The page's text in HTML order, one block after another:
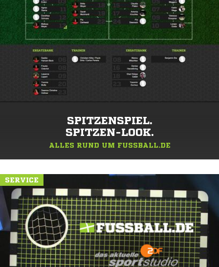
SPITZENSPIEL.
SPITZEN-LOOK.
ALLES RUND UM FUSSBALL.DE
SERVICE